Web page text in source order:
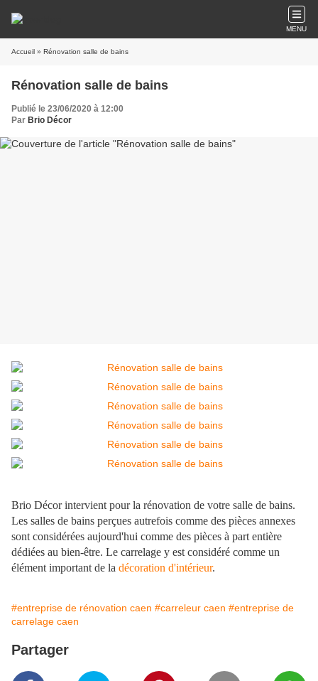
MENU
Accueil » Rénovation salle de bains
Rénovation salle de bains
Publié le 23/06/2020 à 12:00
Par Brio Décor
Brio Décor intervient pour la rénovation de votre salle de bains.
Les salles de bains perçues autrefois comme des pièces annexes
sont considérées aujourd'hui comme des pièces à part entière
dédiées au bien-être. Le carrelage y est considéré comme un
élément important de la décoration d'intérieur.
#entreprise de rénovation caen #carreleur caen #entreprise de
carrelage caen
Partager